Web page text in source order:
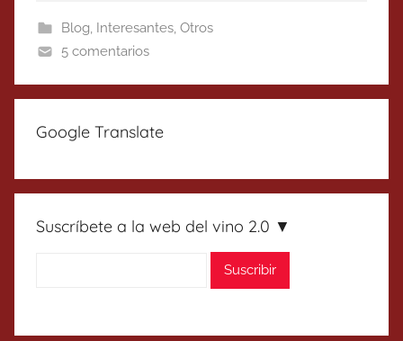
Blog, Interesantes, Otros
5 comentarios
Google Translate
Suscríbete a la web del vino 2.0 ▼